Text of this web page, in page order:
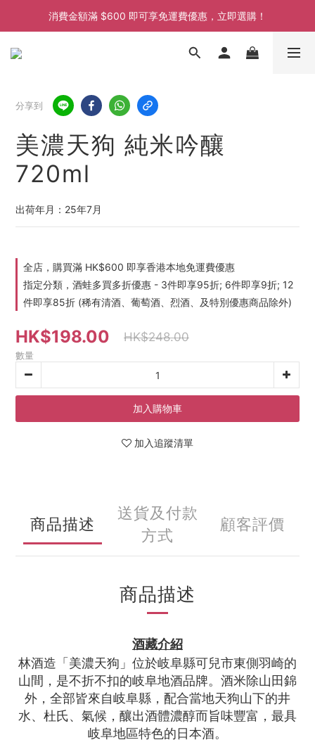
消費金額滿 $600 即可享免運費優惠，立即選購！
消費金額滿 $600 即可享免運費優惠，立即選購！
消費金額滿 $600 即可享免運費優惠，立即選購！
分享到
美濃天狗 純米吟釀
720ml
出荷年月：25年7月
全店，購買滿 HK$600 即享香港本地免運費優惠
指定分類，酒蛙多買多折優惠 - 3件即享95折; 6件即享9折; 12
件即享85折 (稀有清酒、葡萄酒、烈酒、及特別優惠商品除外)
HK$198.00 HK$248.00
數量
加入購物車
加入追蹤清單
商品描述
送貨及付款
方式
顧客評價
商品描述
酒藏介紹
林酒造「美濃天狗」位於岐阜縣可兒市東側羽崎的
山間，是不折不扣的岐阜地酒品牌。酒米除山田錦
外，全部皆來自岐阜縣，配合當地天狗山下的井
水、杜氏、氣候，釀出酒體濃醇而旨味豐富，最具
岐阜地區特色的日本酒。